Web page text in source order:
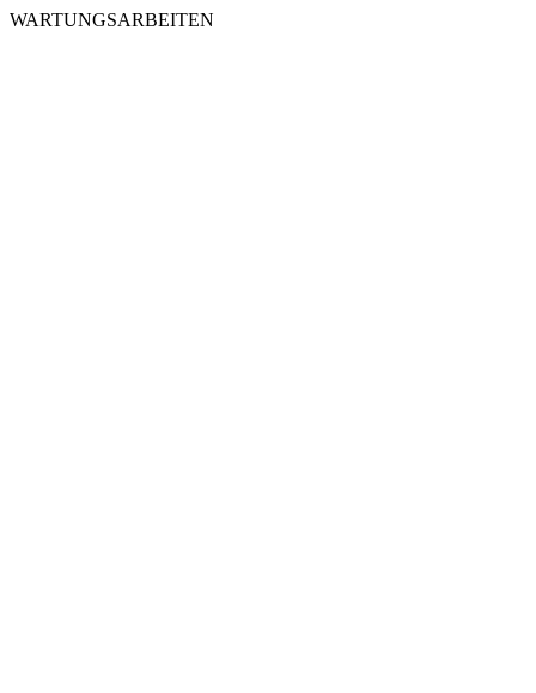
WARTUNGSARBEITEN